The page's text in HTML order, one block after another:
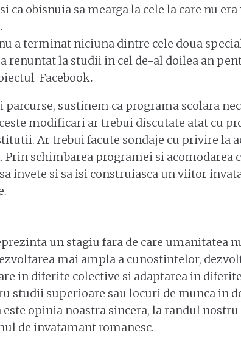
ca obisnuia sa mearga la cele la care nu
a terminat niciuna dintre cele doua
renuntat la studii in cel de-al doilea an
Facebook.
parcurse, sustinem ca programa scolara
modificari ar trebui discutate atat cu
Ar trebui facute sondaje cu privire la
schimbarea programei si acomodarea
invete si sa isi construiasca un viitor
un stagiu fara de care umanitatea
mai ampla a cunostintelor,
in diferite colective si adaptarea in
studii superioare sau locuri de munca in
este opinia noastra sincera, la randul
de invatamant romanesc.